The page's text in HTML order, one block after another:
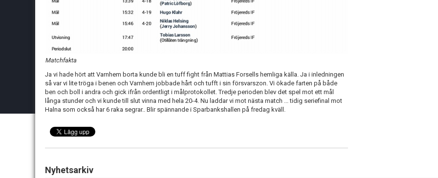
Matchfakta
Ja vi hade hört att Varnhem borta kunde bli en tuff fight från Mattias Forsells hemliga källa. Ja i inledningen
så var vi lite tröga i benen och Varnhem jobbade hårt och tufft i sin försvarszon. Vi ökade farten på både
ben och boll i andra och gick ifrån ordentligt i målprotokollet. Tredje perioden blev det spel mot ett mål
långa stunder och vi kunde till slut vinna med hela 20-4. Nu laddar vi mot nästa match ... tidig seriefinal mot
Halna som också har 6 raka segrar.. Blir spännande i Sparbankshallen på fredag kväll.
Nyhetsarkiv